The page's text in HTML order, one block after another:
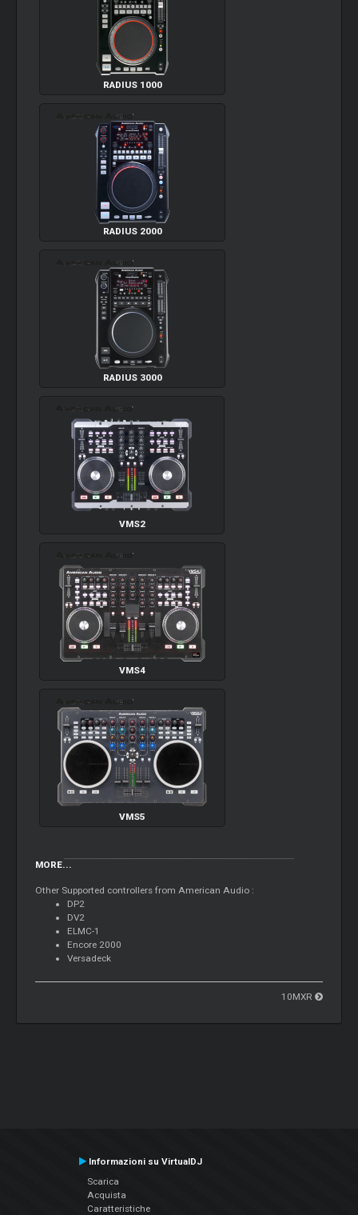
RADIUS 1000
RADIUS 2000
RADIUS 3000
VMS2
VMS4
VMS5
MORE...
Other Supported controllers from American Audio :
DP2
DV2
ELMC-1
Encore 2000
Versadeck
10MXR
Informazioni su VirtualDJ
Scarica
Acquista
Caratteristiche